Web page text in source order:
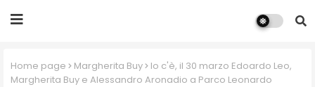
Home page Margherita Buy
Io c'è, il 30 marzo Edoardo Leo,
Margherita Buy e Alessandro Aronadio a Parco Leonardo